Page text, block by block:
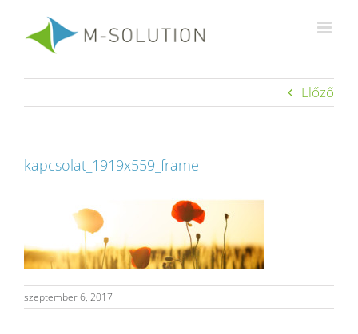
Előző
kapcsolat_1919x559_frame
szeptember 6, 2017